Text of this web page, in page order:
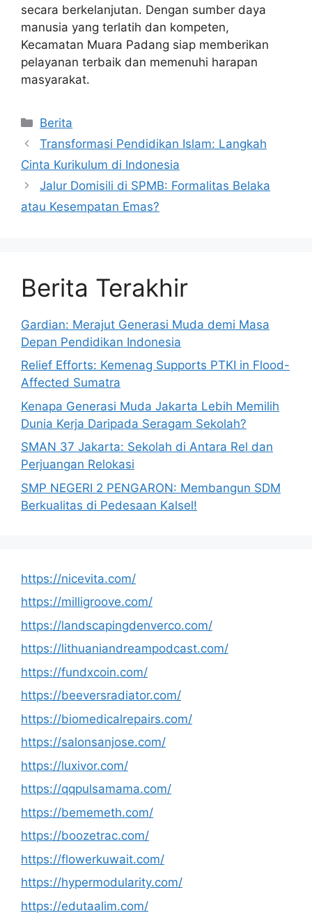
secara berkelanjutan. Dengan sumber daya
manusia yang terlatih dan kompeten,
Kecamatan Muara Padang siap memberikan
pelayanan terbaik dan memenuhi harapan
masyarakat.
Kategori
Berita
Transformasi Pendidikan Islam: Langkah
Cinta Kurikulum di Indonesia
Jalur Domisili di SPMB: Formalitas Belaka
atau Kesempatan Emas?
Berita Terakhir
Gardian: Merajut Generasi Muda demi Masa
Depan Pendidikan Indonesia
Relief Efforts: Kemenag Supports PTKI in Flood-
Affected Sumatra
Kenapa Generasi Muda Jakarta Lebih Memilih
Dunia Kerja Daripada Seragam Sekolah?
SMAN 37 Jakarta: Sekolah di Antara Rel dan
Perjuangan Relokasi
SMP NEGERI 2 PENGARON: Membangun SDM
Berkualitas di Pedesaan Kalsel!
https://nicevita.com/
https://milligroove.com/
https://landscapingdenverco.com/
https://lithuaniandreampodcast.com/
https://fundxcoin.com/
https://beeversradiator.com/
https://biomedicalrepairs.com/
https://salonsanjose.com/
https://luxivor.com/
https://qqpulsamama.com/
https://bememeth.com/
https://boozetrac.com/
https://flowerkuwait.com/
https://hypermodularity.com/
https://edutaalim.com/